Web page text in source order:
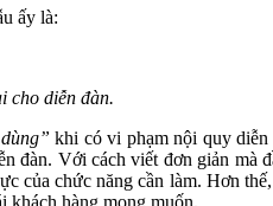
ấy là:
cho diễn đàn.
dùng”khi có vi phạm nội quy diễn
Với cách viết đơn giản mà
chức năng cần làm. Hơn